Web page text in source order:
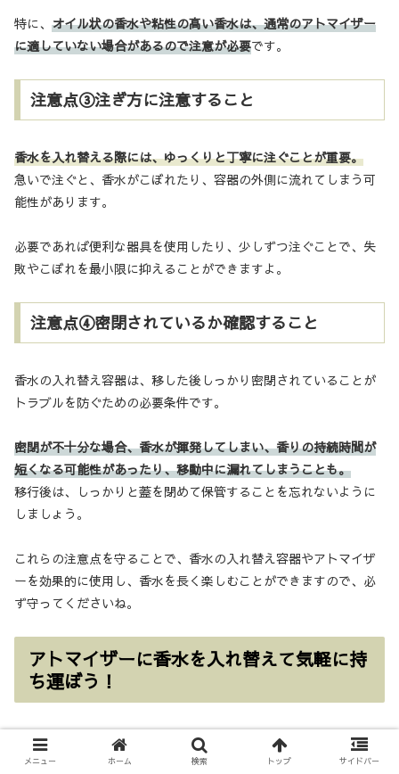
特に、 オイル状の香水や粘性の高い香水は、通常のアトマイザー
に適していない場合があるので注意が必要です。
注意点③注ぎ方に注意すること
香水を入れ替える際には、ゆっくりと丁寧に注ぐことが重要。
急いで注ぐと、香水がこぼれたり、容器の外側に流れてしまう可
能性があります。
必要であれば便利な器具を使用したり、少しずつ注ぐことで、失
敗やこぼれを最小限に抑えることができますよ。
注意点④密閉されているか確認すること
香水の入れ替え容器は、移した後しっかり密閉されていることが
トラブルを防ぐための必要条件です。
密閉が不十分な場合、香水が揮発してしまい、香りの持続時間が
短くなる可能性があったり、移動中に漏れてしまうことも。
移行後は、しっかりと蓋を閉めて保管することを忘れないように
しましょう。
これらの注意点を守ることで、香水の入れ替え容器やアトマイザ
ーを効果的に使用し、香水を長く楽しむことができますので、必
ず守ってくださいね。
アトマイザーに香水を入れ替えて気軽に持
ち運ぼう！
メニュー ホーム 検索 トップ サイドバー